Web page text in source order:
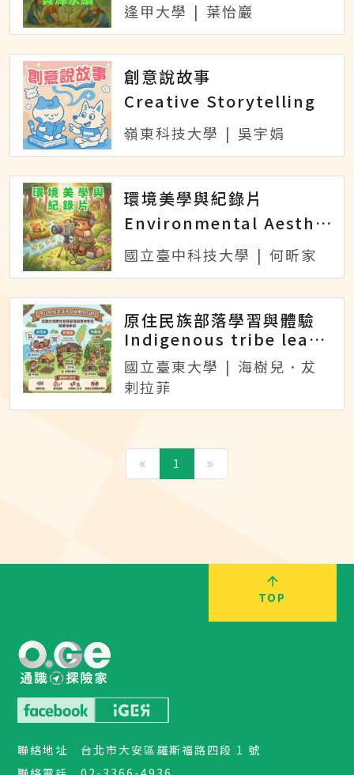
逢甲大學 | 葉怡巖
創意說故事
Creative Storytelling
嶺東科技大學 | 吳宇娟
環境美學與紀錄片
Environmental Aesthetics and Documentary
國立臺中科技大學 | 何昕家
原住民族部落學習與體驗
Indigenous tribe learning and experience
國立臺東大學 | 海樹兒．犮
剌拉菲
1
TOP
聯絡地址
台北市大安區羅斯福路四段 1 號